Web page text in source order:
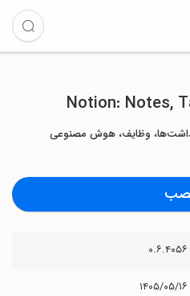
Notion: Notes,
وظایف، هوش مصنوعی
۰.۶.۴۰۵۶
۱۴۰۵/۰۵/۱۶